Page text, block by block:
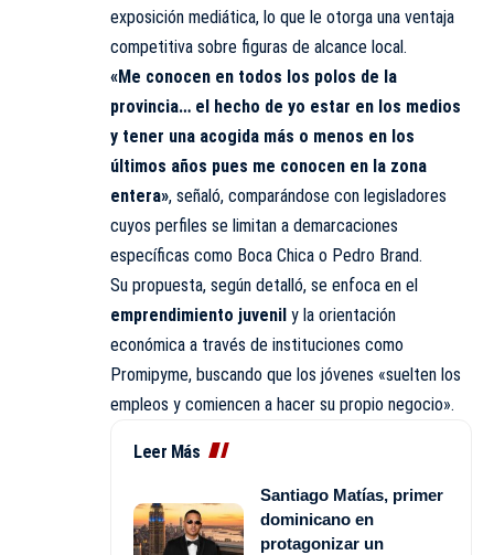
exposición mediática, lo que le otorga una ventaja
competitiva sobre figuras de alcance local.
«Me conocen en todos los polos de la
provincia… el hecho de yo estar en los medios
y tener una acogida más o menos en los
últimos años pues me conocen en la zona
entera», señaló, comparándose con legisladores
cuyos perfiles se limitan a demarcaciones
específicas como Boca Chica o Pedro Brand.
Su propuesta, según detalló, se enfoca en el
emprendimiento juvenil y la orientación
económica a través de instituciones como
Promipyme, buscando que los jóvenes «suelten los
empleos y comiencen a hacer su propio negocio».
Leer Más
Santiago Matías, primer
dominicano en
protagonizar un